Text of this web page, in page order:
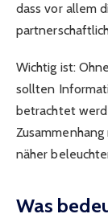
dass vor allem
Wichtig ist:
sollten
betrachtet
näher
Was